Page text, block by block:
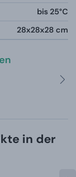
bis 25°C
28x28x28 cm
in der